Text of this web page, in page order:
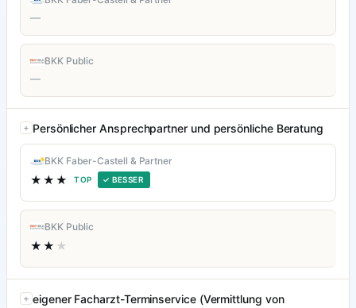
—
BKK Public
—
Persönlicher Ansprechpartner und persönliche Beratung
BKK Faber-Castell & Partner
★★★ TOP ✓ BESSER
BKK Public
★★ ★
eigener Facharzt-Terminservice (Vermittlung von